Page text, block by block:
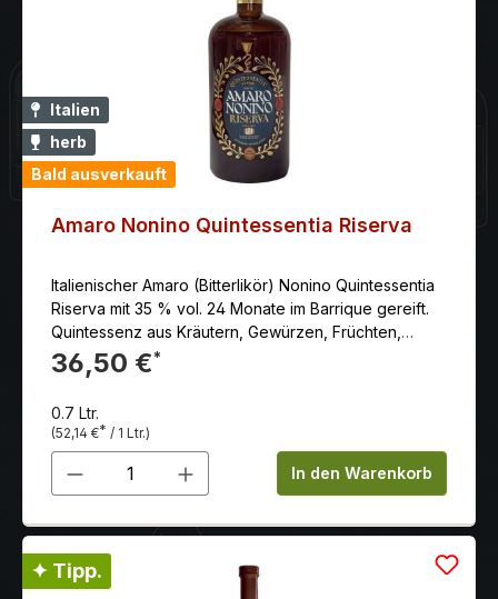
Italien
herb
Bald ausverkauft
Amaro Nonino Quintessentia Riserva
Italienischer Amaro (Bitterlikör) Nonino Quintessentia
Riserva mit 35 % vol. 24 Monate im Barrique gereift.
Quintessenz aus Kräutern, Gewürzen, Früchten,
Beeren und Wurzeln, veredelt durch den über 24
Monate in Eichenbarriques und kleinen Fässern
36,50 €*
0.7 Ltr.
(52,14 €* / 1 Ltr.)
Produkt Anzahl: Gib denIn den Warenkorb
✦ Tipp.